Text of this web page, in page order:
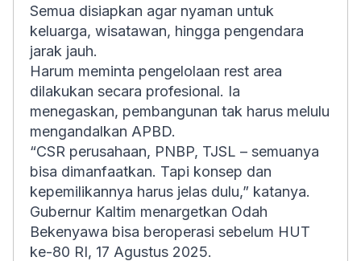
Semua disiapkan agar nyaman untuk
keluarga, wisatawan, hingga pengendara
jarak jauh.
Harum meminta pengelolaan rest area
dilakukan secara profesional. Ia
menegaskan, pembangunan tak harus melulu
mengandalkan APBD.
“CSR perusahaan, PNBP, TJSL – semuanya
bisa dimanfaatkan. Tapi konsep dan
kepemilikannya harus jelas dulu,” katanya.
Gubernur Kaltim menargetkan Odah
Bekenyawa bisa beroperasi sebelum HUT
ke-80 RI, 17 Agustus 2025.